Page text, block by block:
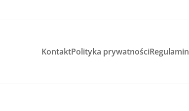
KontaktPolityka prywatnościRegulamin